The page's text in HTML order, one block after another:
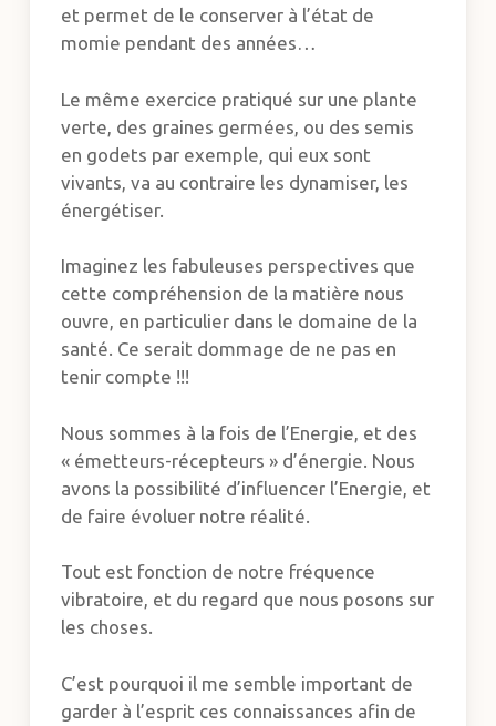
et permet de le conserver à l’état de
momie pendant des années…
Le même exercice pratiqué sur une plante
verte, des graines germées, ou des semis
en godets par exemple, qui eux sont
vivants, va au contraire les dynamiser, les
énergétiser.
Imaginez les fabuleuses perspectives que
cette compréhension de la matière nous
ouvre, en particulier dans le domaine de la
santé. Ce serait dommage de ne pas en
tenir compte !!!
Nous sommes à la fois de l’Energie, et des
« émetteurs-récepteurs » d’énergie. Nous
avons la possibilité d’influencer l’Energie, et
de faire évoluer notre réalité.
Tout est fonction de notre fréquence
vibratoire, et du regard que nous posons sur
les choses.
C’est pourquoi il me semble important de
garder à l’esprit ces connaissances afin de